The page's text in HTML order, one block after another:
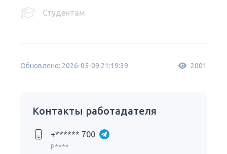
Студентам
Обновлено: 2026-05-09 21:19:39 2001
Контакты работадателя
+****** 700
P****